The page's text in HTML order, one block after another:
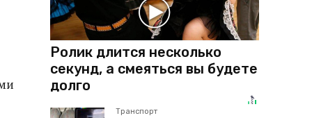
Ролик длится несколько
секунд, а смеяться вы будете
долго
Транспорт